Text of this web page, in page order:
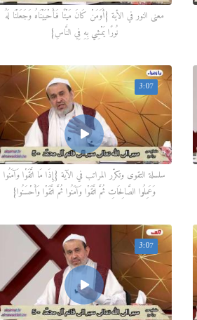
معنى النور في الأية {أَوَمَنْ كَانَ مَيْتًا فَأَحْيَيْنَاهُ وَجَعَلْنَا لَهُ
نُورًا يَمْشِي بِهِ فِي النَّاسِ}
3:07
سلسلة التقوى وتكرّر المراتب في الآية {إِذَا مَا اتَّقَوْا وَآمَنُوا
وَعَمِلُوا الصَّالِحَاتِ ثُمَّ اتَّقَوْا وَآمَنُوا ثُمَّ اتَّقَوْا وَأَحْسَنُوا}
3:07